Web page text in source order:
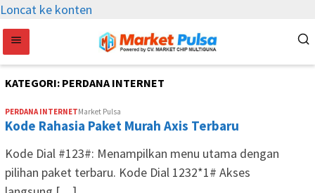
Loncat ke konten
KATEGORI: PERDANA INTERNET
PERDANA INTERNETMarket Pulsa
Kode Rahasia Paket Murah Axis Terbaru
Kode Dial #123#: Menampilkan menu utama dengan
pilihan paket terbaru. Kode Dial 1232*1# Akses